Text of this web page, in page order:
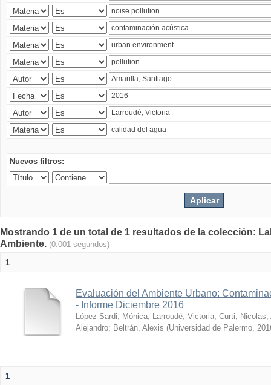
Nuevos filtros:
Mostrando 1 de un total de 1 resultados de la colección:
Ambiente. (0.001 segundos)
1
Evaluación del Ambiente Urbano:
- Informe Diciembre 2016
López Sardi, Mónica; Larroudé, Victoria; Curti, Nicolas;
Alejandro; Beltrán, Alexis (Universidad de Palermo,
1